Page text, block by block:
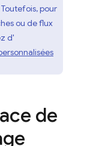
pour
ou de flux
d'
de